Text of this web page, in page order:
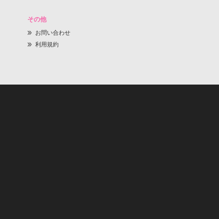
その他
お問い合わせ
利用規約